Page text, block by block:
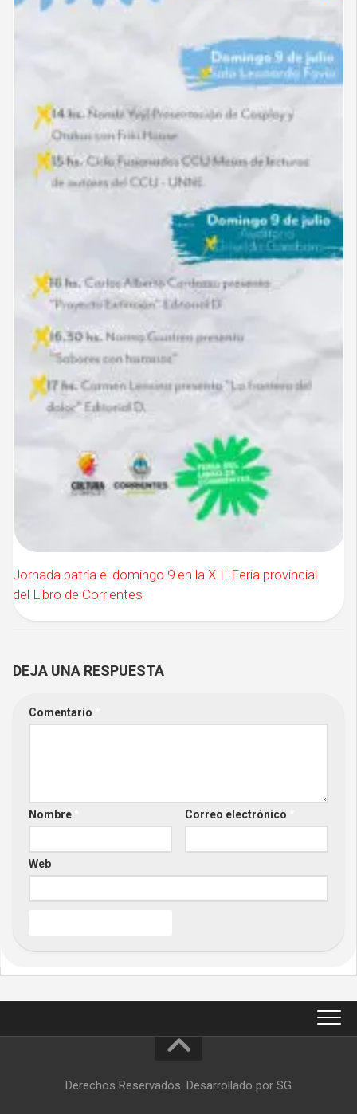
Jornada patria el domingo 9 en la XIII Feria provincial
del Libro de Corrientes
DEJA UNA RESPUESTA
Comentario
Nombre Correo electrónico
Web
Derechos Reservados. Desarrollado por SG